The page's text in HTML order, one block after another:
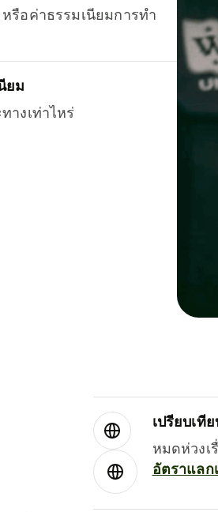
รือค่าธรรมเนียมการทำ
ยม
างเท่าไหร่
เปรียบเที
หมดห่วงเ
อัตราแลก